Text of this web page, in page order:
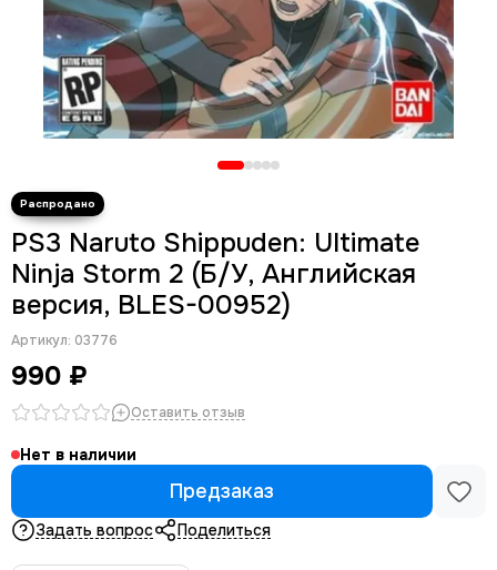
PS3 Naruto Shippuden: Ultimate
Ninja Storm 2 (Б/У, Английская
версия, BLES-00952)
Артикул: 03776
990 ₽
Оставить отзыв
Нет в наличии
Предзаказ
Задать вопрос Поделиться